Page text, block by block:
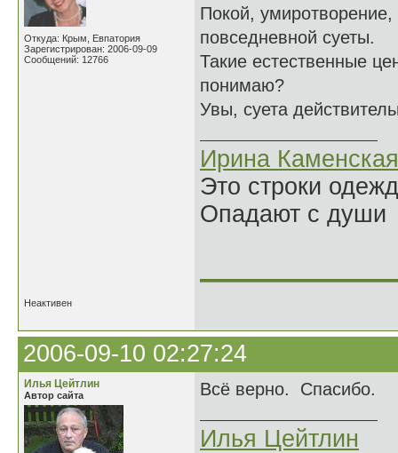
Откуда: Крым, Евпатория
Зарегистрирован: 2006-09-09
Сообщений: 12766
Покой,
повседневной суеты.
Такие естественные
понимаю?
Увы, суета
Ирина Каменская
Это строки
Опадают с души
Неактивен
2006-09-10 02:27:24
Илья Цейтлин
Автор сайта Всё верно. Спасибо.
Илья Цейтлин